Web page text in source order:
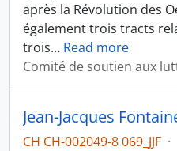
après la Révolution des
également trois tracts
trois… Read more
Comité de soutien aux
CH CH-002049-8 069_JJF ·